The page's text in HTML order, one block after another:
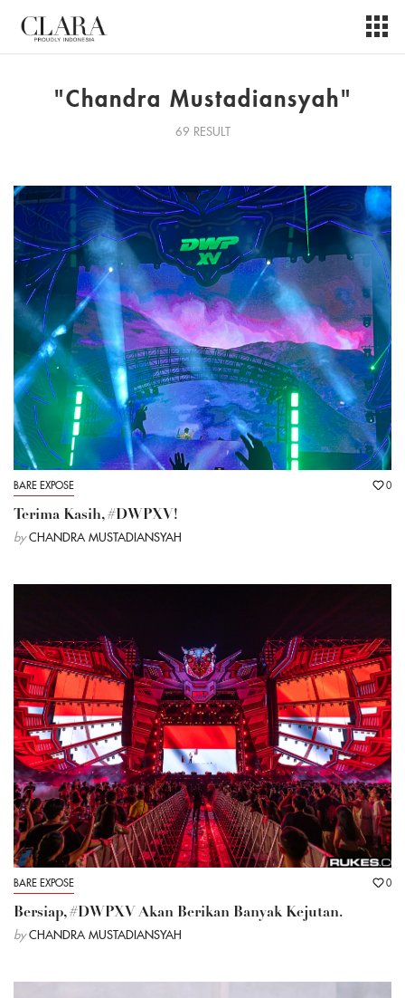
"Chandra Mustadiansyah"
69 RESULT
BARE EXPOSE 0
Terima Kasih, #DWPXV!
by CHANDRA MUSTADIANSYAH
BARE EXPOSE 0
Bersiap, #DWPXV Akan Berikan Banyak Kejutan.
by CHANDRA MUSTADIANSYAH